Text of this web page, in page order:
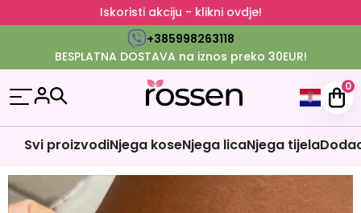
Iskoristi akciju - klikni ovdje!
+385998263118
BESPLATNA DOSTAVA na iznos preko 30EUR!
0
Svi proizvodiNjega koseNjega licaNjega tijela